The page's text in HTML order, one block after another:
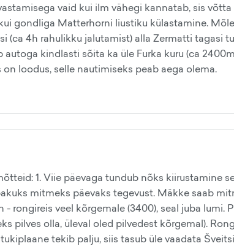
vaid kui ilm vähegi kannatab, sis
gondliga Matterhorni liustiku külastamine.
4h rahulikku jalutamist) alla Zermatti tagasi
kindlasti sõita ka üle Furka kuru (ca
loodus, selle nautimiseks peab aega olema.
1. Viie päevaga tundub nõks kiirustamine
mitmeks päevaks tegevust. Mäkke saab
rongireis veel kõrgemale (3400), seal juba lumi.
pilves olla, üleval oled pilvedest kõrgemal).
tekib palju, siis tasub üle vaadata